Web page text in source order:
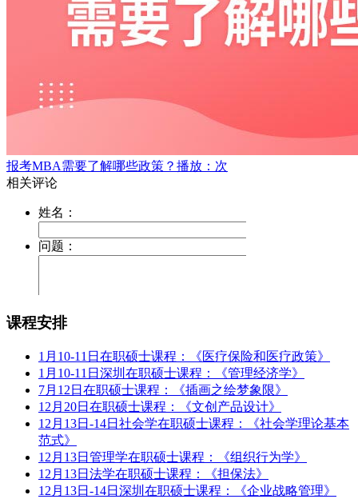
报考MBA需要了解哪些政策？ 播放：次
课程安排
1月10-11日在职硕士课程：《医疗保险和医疗政策》
1月10-11日深圳在职硕士课程：《管理经济学》
7月12日在职硕士课程：《插画之绘梦象限》
12月20日在职硕士课程：《文创产品设计》
12月13日-14日社会学在职硕士课程：《社会学理论基本
范式》
12月13日管理学在职硕士课程：《组织行为学》
12月13日法学在职硕士课程：《担保法》
12月13日-14日深圳在职硕士课程：《企业战略管理》